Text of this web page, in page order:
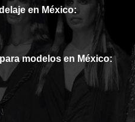
en México:
modelos en México: